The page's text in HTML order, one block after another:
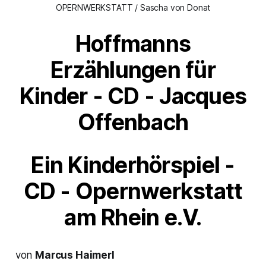
OPERNWERKSTATT / Sascha von Donat
Hoffmanns
Erzählungen für
Kinder - CD - Jacques
Offenbach
Ein Kinderhörspiel -
CD - Opernwerkstatt
am Rhein e.V.
von Marcus Haimerl